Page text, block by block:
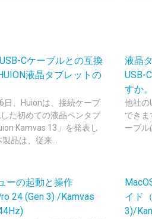
Cケーブルとの互換
液晶タブレットの
日、Huionは、接続ケーブ
た初めての液晶ペンタブ
Kamvas 13」を発表し
品は、従来...
液晶
USB-
すか。
他社の
できま
ーブル
ーの起動と操作
24 (Gen 3) /Kamvas
イド
3)/